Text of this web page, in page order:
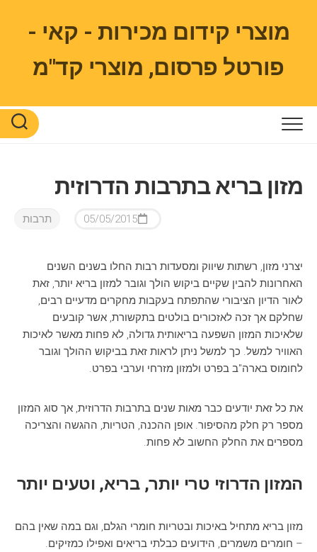
contentמוצרי קידום מכירות - קאי -
פורטל פרסום, מוצרי קד"מ
מזון בריא בתרבות הדרוזית
תרבות 05/05/2015
יצרני מזון, רשתות שיווק ומסעדות רבות החלו בשנים השנים
האחרונות להבין שקיים ביקוש הולך וגובר למזון בריא יותר, זאת
לאור הדיון הציבורי שהתפתח בעקבות מחקרים מדעיים רבים,
שחלקם אך זכה לאזכורים בולטים בתקשורת, אשר קובעים
שלאיכות המזון השפעה בריאותית גדולה, לא פחות מאשר לאיכות
האוויר למשל. כך למשל ניתן לראות זאת בביקוש ההולך וגובר
לחומוס בארה"ב בפרט ולמזון מזרחי וערבי בפרט.
את כל זאת יודעים כבר מאות שנים בתרבות הדרוזית, אך סוג המזון
מספר רק חלק מהסיפור. אופן ההכנה, הטריות, ההגשה והצריכה
מספרים את החלק החשוב לא פחות.
המזון הדרוזי טרי יותר, בריא, וטעים יותר
מזון בריא מתחיל באיכות ובטריות חומרי הגלם, וגם במה שאין בהם
– חומרים משמרים, הידועים כבלתי בריאים ואפילו כמזיקים.